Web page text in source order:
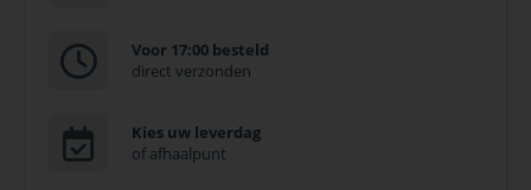
Voor 17:00 besteld
direct verzonden
Kies uw leverdag
of afhaalpunt